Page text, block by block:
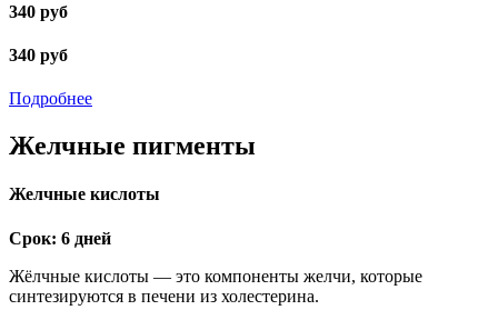
340 руб
340 руб
Подробнее
Желчные пигменты
Желчные кислоты
Срок: 6 дней
Жёлчные кислоты — это компоненты желчи, которые
синтезируются в печени из холестерина.